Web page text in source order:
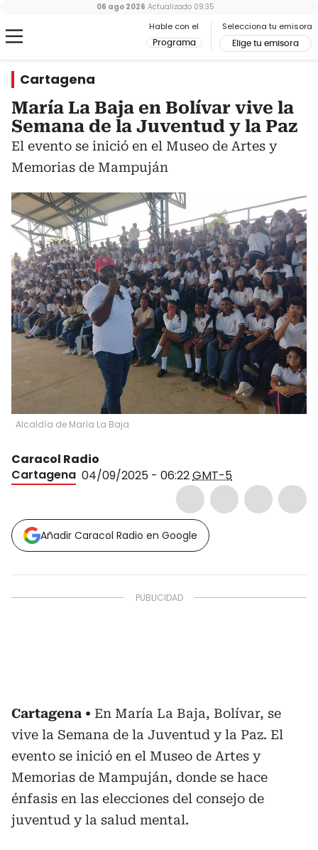
Hable con el
Programa
Selecciona tu emisora
Elige tu emisora
06 ago 2026 Actualizado 09:35
Cartagena
María La Baja en Bolívar vive la
Semana de la Juventud y la Paz
El evento se inició en el Museo de Artes y
Memorias de Mampuján
Alcaldía de María La Baja
Caracol Radio
Cartagena 04/09/2025 - 06:22GMT-5
Añadir Caracol Radio en Google
Cartagena
En María La Baja, Bolívar, se
vive la Semana de la Juventud y la Paz. El
evento se inició en el Museo de Artes y
Memorias de Mampuján, donde se hace
énfasis en las elecciones del consejo de
juventud y la salud mental.